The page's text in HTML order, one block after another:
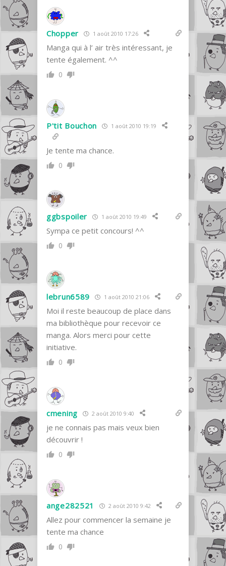
Chopper 1 août 2010 17:26
Manga qui à l’ air très intéressant, je
tente également. ^^
0
P'tit Bouchon 1 août 2010 19:19
Je tente ma chance.
0
ggbspoiler 1 août 2010 19:49
Sympa ce petit concours! ^^
0
lebrun6589 1 août 2010 21:06
Moi il reste beaucoup de place dans
ma bibliothèque pour recevoir ce
manga. Alors merci pour cette
initiative.
0
cmening 2 août 2010 9:40
je ne connais pas mais veux bien
découvrir !
0
ange282521 2 août 2010 9:42
Allez pour commencer la semaine je
tente ma chance
0